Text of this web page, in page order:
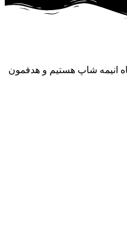
انیمه شاپ هستیم و هدفمون